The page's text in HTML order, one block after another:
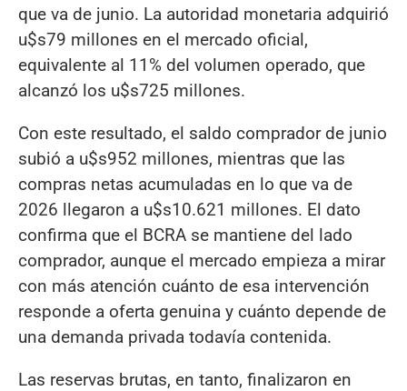
que va de junio. La autoridad monetaria adquirió
u$s79 millones en el mercado oficial,
equivalente al 11% del volumen operado, que
alcanzó los u$s725 millones.
Con este resultado, el saldo comprador de junio
subió a u$s952 millones, mientras que las
compras netas acumuladas en lo que va de
2026 llegaron a u$s10.621 millones. El dato
confirma que el BCRA se mantiene del lado
comprador, aunque el mercado empieza a mirar
con más atención cuánto de esa intervención
responde a oferta genuina y cuánto depende de
una demanda privada todavía contenida.
Las reservas brutas, en tanto, finalizaron en